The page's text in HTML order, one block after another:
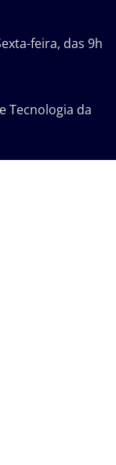
feira, das 9h
Tecnologia da